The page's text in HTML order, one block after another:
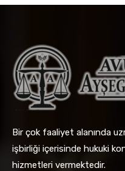
Bir çok faaliyet alanında
işbirliği içerisinde hukuki
hizmetleri vermektedir.